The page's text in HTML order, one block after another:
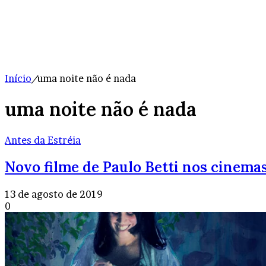
Início/uma noite não é nada
uma noite não é nada
Antes da Estréia
Novo filme de Paulo Betti nos
13 de agosto de 2019
0